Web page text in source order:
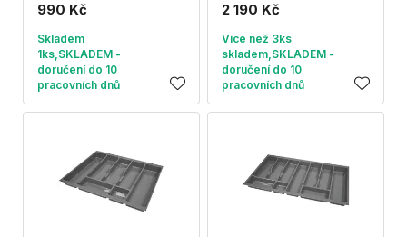
990 Kč
Skladem
1ks,SKLADEM -
doručení do 10
pracovních dnů
2 190 Kč
Více než 3ks
skladem,SKLADEM -
doručení do 10
pracovních dnů